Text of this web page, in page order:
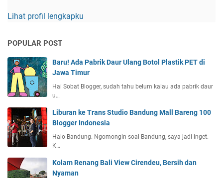
Lihat profil lengkapku
POPULAR POST
Baru! Ada Pabrik Daur Ulang Botol Plastik PET di
Jawa Timur
Hai Sobat Blogger, sudah tahu belum kalau ada pabrik daur
u…
Liburan ke Trans Studio Bandung Mall Bareng 100
Blogger Indonesia
Halo Bandung. Ngomongin soal Bandung, saya jadi inget.
K…
Kolam Renang Bali View Cirendeu, Bersih dan
Nyaman